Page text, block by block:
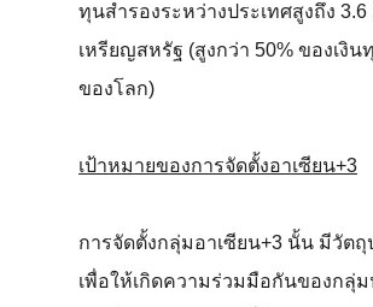
ทุนสำรองระหว่างประเทศสูงถึง
เหรียญสหรัฐ (สูงกว่า 50% ของเงิน
ของโลก)
เป้าหมายของการจัดตั้งอาเซียน+3
การจัดตั้งกลุ่มอาเซียน+3 นั้น มีวัตถุ
เพื่อให้เกิดความร่วมมือกันของกลุ่ม